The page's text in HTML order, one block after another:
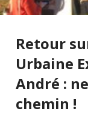
Retour
Urbaine
André :
chemin !